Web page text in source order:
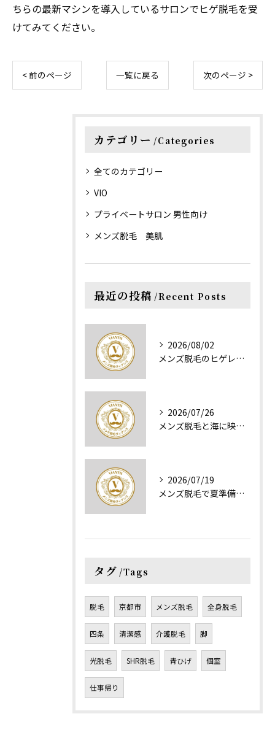
ちらの最新マシンを導入しているサロンでヒゲ脱毛を受
けてみてください。
< 前のページ 一覧に戻る 次のページ >
カテゴリー Categories
全てのカテゴリー
VIO
プライベートサロン 男性向け
メンズ脱毛 美肌
最近の投稿 Recent Posts
2026/08/02
メンズ脱毛のヒゲレーザー効果と費用失敗しない選び方を徹底解説
2026/07/26
メンズ脱毛と海に映える京都府京都市京都市伏見区で自信が持てる夏準備ガイド
2026/07/19
メンズ脱毛で夏準備を始める最適なタイミングと失敗しないための事前ケア完全ガイド
タグ Tags
脱毛 京都市 メンズ脱毛 全身脱毛
四条 清潔感 介護脱毛 脚
光脱毛 SHR脱毛 青ひげ 個室
仕事帰り